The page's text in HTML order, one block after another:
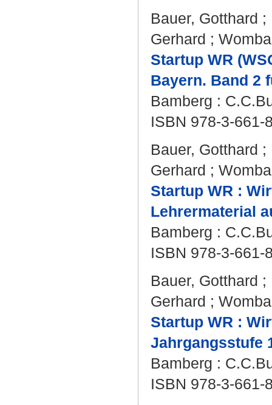
Bauer, Gotthard ;
Gerhard ;
Startup WR
Bayern. Band 2
Bamberg :
ISBN 978-3-661-
Bauer, Gotthard ;
Gerhard ;
Startup WR :
Lehrermaterial
Bamberg :
ISBN 978-3-661-
Bauer, Gotthard ;
Gerhard ;
Startup WR :
Jahrgangsstufe
Bamberg :
ISBN 978-3-661-